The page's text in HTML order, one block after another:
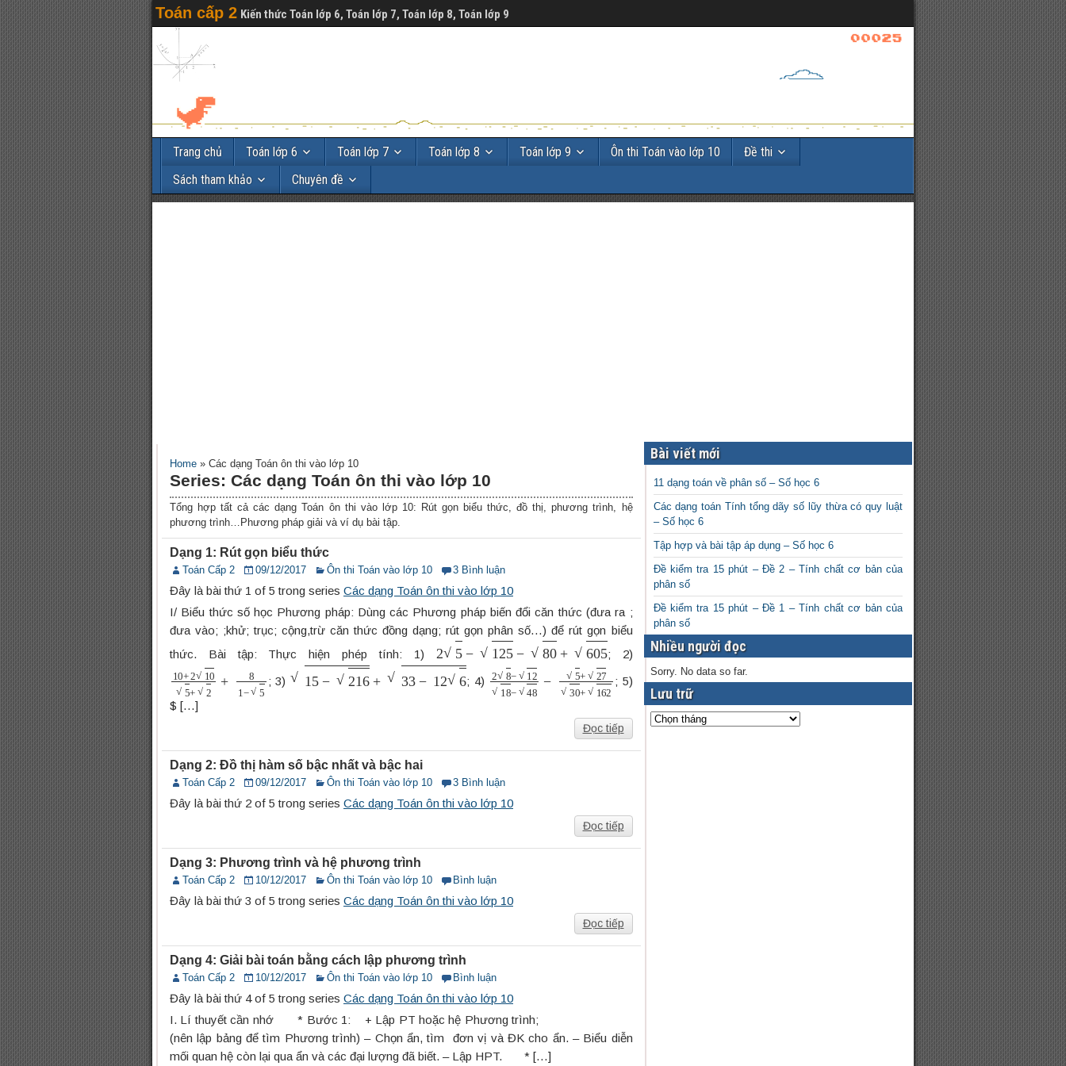
Toán cấp 2 Kiến thức Toán lớp 6, Toán lớp 7, Toán lớp 8, Toán lớp 9
Trang chủ Toán lớp 6 Toán lớp 7 Toán lớp 8 Toán lớp 9 Ôn thi Toán vào lớp 10
Đề thi
Sách tham khảo
Chuyên đề
Home » Các dạng Toán ôn thi vào lớp 10
Series: Các dạng Toán ôn thi vào lớp 10
Tổng hợp tất cả các dạng Toán ôn thi vào lớp 10: Rút gọn biểu thức, đồ thị, phương trình, hệ
phương trình…Phương pháp giải và ví dụ bài tập.
Dạng 1: Rút gọn biểu thức
Toán Cấp 2 09/12/2017 Ôn thi Toán vào lớp 10 3 Bình luận
Đây là bài thứ 1 of 5 trong series Các dạng Toán ôn thi vào lớp 10
I/ Biểu thức số học Phương pháp: Dùng các Phương pháp biến đổi căn thức (đưa ra ;
đưa vào; ;khử; trục; cộng,trừ căn thức đồng dạng; rút gọn phân số…) để rút gọn biểu
thức. Bài tập: Thực hiện phép tính: 1) 2 5 −125 − 80+ 605 ; 2)
10+2 10 +8 5
; 3) 15−216 + 33− 6 ; 4) 28 −1218 48−5+27 30+ 162
; 5)
$ […]
Đọc tiếp
Dạng 2: Đồ thị hàm số bậc nhất và bậc hai
Toán Cấp 2 09/12/2017 Ôn thi Toán vào lớp 10 3 Bình luận
Đây là bài thứ 2 of 5 trong series Các dạng Toán ôn thi vào lớp 10
Đọc tiếp
Dạng 3: Phương trình và hệ phương trình
Toán Cấp 2 10/12/2017 Ôn thi Toán vào lớp 10 Bình luận
Đây là bài thứ 3 of 5 trong series Các dạng Toán ôn thi vào lớp 10
Đọc tiếp
Dạng 4: Giải bài toán bằng cách lập phương trình
Toán Cấp 2 10/12/2017 Ôn thi Toán vào lớp 10 Bình luận
Đây là bài thứ 4 of 5 trong series Các dạng Toán ôn thi vào lớp 10
I. Lí thuyết cần nhớ * Bước 1: + Lập PT hoặc hệ Phương trình;
(nên lập bảng để tìm Phương trình) – Chọn ẩn, tìm đơn vị và ĐK cho ẩn. – Biểu diễn
mối quan hệ còn lại qua ẩn và các đại lượng đã biết. – Lập HPT. * […]
Bài viết mới
11 dạng toán về phân số – Số học 6
Các dạng toán Tính tổng dãy số lũy thừa có quy luật
– Số học 6
Tập hợp và bài tập áp dụng – Số học 6
Đề kiểm tra 15 phút – Đề 2 – Tính chất cơ bản của
phân số
Đề kiểm tra 15 phút – Đề 1 – Tính chất cơ bản của
phân số
Nhiều người đọc
Sorry. No data so far.
Lưu trữ